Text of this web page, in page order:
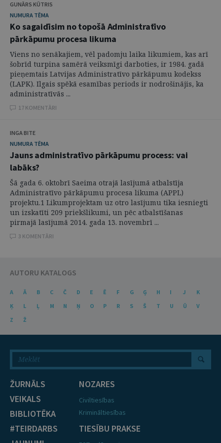
GUNĀRS KŪTRIS
NUMURA TĒMA
Ko sagaidīsim no topošā Administratīvo
pārkāpumu procesa likuma
Viens no senākajiem, vēl padomju laika likumiem, kas arī
šobrīd turpina samērā veiksmīgi darboties, ir 1984. gadā
pieņemtais Latvijas Administratīvo pārkāpumu kodekss
(LAPK). Ilgais spēkā esamības periods ir nodrošinājis, ka
administratīvās ...
17 KOMENTĀRI
INGA BITE
NUMURA TĒMA
Jauns administratīvo pārkāpumu process: vai
labāks?
Šā gada 6. oktobrī Saeima otrajā lasījumā atbalstīja
Administratīvo pārkāpumu procesa likuma (APPL)
projektu.1 Likumprojektam uz otro lasījumu tika iesniegti
un izskatīti 209 priekšlikumi, un pēc atbalstīšanas
pirmajā lasījumā 2014. gada 13. novembrī ...
3 KOMENTĀRI
AUTORU KATALOGS
A Ā B C Č D E Ē F G Ģ H I J
K
Ķ
L Ļ M N Ņ O P R S Š T U Ū
V
Z
Ž
ŽURNĀLS
VEIKALS
BIBLIOTĒKA
#TEIRDARBS
NOZARES
Civiltiesības
Krimināltiesības
TIESĪBU PRAKSE